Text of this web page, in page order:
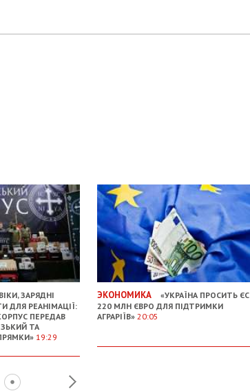
ЗАРЯДНІ
ДЛЯ РЕАНІМАЦІЇ:
ПЕРЕДАВ
ТА
19:29
ЭКОНОМИКА
«УКРАЇНА ПРОСИТЬ ЄС
220 МЛН ЄВРО ДЛЯ ПІДТРИМКИ
АГРАРІЇВ» 20:05